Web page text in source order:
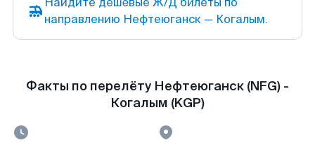
направлению Нефтеюганск — Когалым.
Факты по перелёту Нефтеюганск (NFG) -
Когалым (KGP)